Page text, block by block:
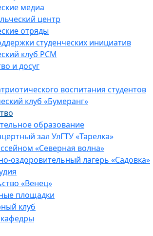
медиа
центр
отряды
студенческих инициатив
клуб РСМ
и досуг
воспитания студентов
клуб «Бумеранг»
образование
зал УлГТУ «Тарелка»
«Северная волна»
оздоровительный лагерь «Садовка»
«Венец»
площадки
клуб